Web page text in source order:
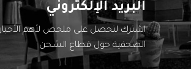
البريد الإلكتروني
اشترك لتحصل على ملخص لأهم الأخبار
الصحفية حول قطاع الشحن